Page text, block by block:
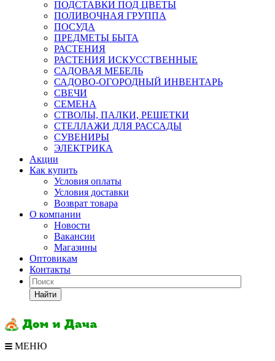
ПОДСТАВКИ ПОД ЦВЕТЫ
ПОЛИВОЧНАЯ ГРУППА
ПОСУДА
ПРЕДМЕТЫ БЫТА
РАСТЕНИЯ
РАСТЕНИЯ ИСКУССТВЕННЫЕ
САДОВАЯ МЕБЕЛЬ
САДОВО-ОГОРОДНЫЙ ИНВЕНТАРЬ
СВЕЧИ
СЕМЕНА
СТВОЛЫ, ПАЛКИ, РЕШЕТКИ
СТЕЛЛАЖИ ДЛЯ РАССАДЫ
СУВЕНИРЫ
ЭЛЕКТРИКА
Акции
Как купить
Условия оплаты
Условия доставки
Возврат товара
О компании
Новости
Вакансии
Магазины
Оптовикам
Контакты
Найти
МЕНЮ